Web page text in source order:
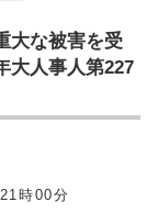
大な被害を受
大人事人第227
時00分